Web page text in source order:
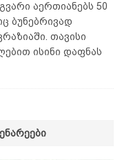
აერთიანებს 50
ბუნებრივად
თავისი
ისინი დაფნას